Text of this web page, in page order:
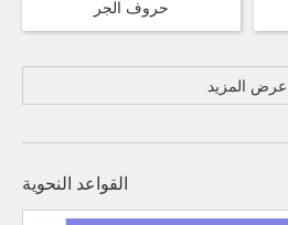
حروف الجر
عرض المزيد
القواعد النحوية